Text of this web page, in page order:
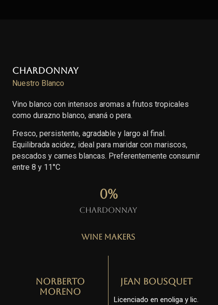
Chardonnay
Nuestro Blanco
Vino blanco con intensos aromas a frutos tropicales
como durazno blanco, ananá o pera.
Fresco, persistente, agradable y largo al final.
Equilibrada acidez, ideal para maridar con mariscos,
pescados y carnes blancas. Preferentemente consumir
entre 8 y 11°C
Chardonnay
0%
Wine Makers
Norberto
Moreno
Jean Bousquet
Licenciado en enoliga y lic.